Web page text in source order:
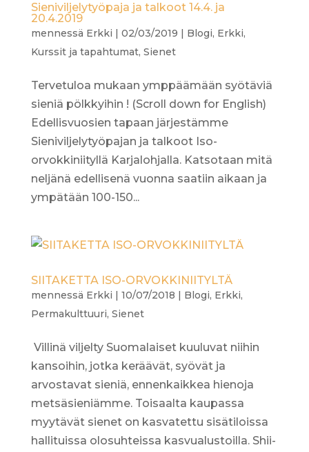
Sieniviljelytyöpaja ja talkoot 14.4. ja
20.4.2019
mennessä Erkki | 02/03/2019 | Blogi, Erkki,
Kurssit ja tapahtumat, Sienet
Tervetuloa mukaan ymppäämään syötäviä
sieniä pölkkyihin ! (Scroll down for English)
Edellisvuosien tapaan järjestämme
Sieniviljelytyöpajan ja talkoot Iso-
orvokkiniityllä Karjalohjalla. Katsotaan mitä
neljänä edellisenä vuonna saatiin aikaan ja
ympätään 100-150...
SIITAKETTA ISO-ORVOKKINIITYLTÄ
mennessä Erkki | 10/07/2018 | Blogi, Erkki,
Permakulttuuri, Sienet
Villinä viljelty Suomalaiset kuuluvat niihin
kansoihin, jotka keräävät, syövät ja
arvostavat sieniä, ennenkaikkea hienoja
metsäsieniämme. Toisaalta kaupassa
myytävät sienet on kasvatettu sisätiloissa
hallituissa olosuhteissa kasvualustoilla. Shii-